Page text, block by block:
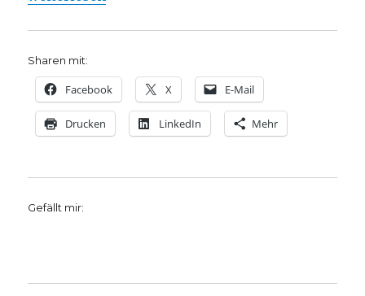
Sharen mit:
Facebook X E-Mail
Drucken LinkedIn Mehr
Gefällt mir: